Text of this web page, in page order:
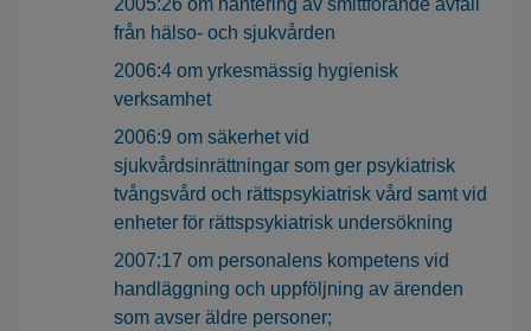
2005:26 om hantering av smittförande avfall
från hälso- och sjukvården
2006:4 om yrkesmässig hygienisk
verksamhet
2006:9 om säkerhet vid
sjukvårdsinrättningar som ger psykiatrisk
tvångsvård och rättspsykiatrisk vård samt vid
enheter för rättspsykiatrisk undersökning
2007:17 om personalens kompetens vid
handläggning och uppföljning av ärenden
som avser äldre personer;